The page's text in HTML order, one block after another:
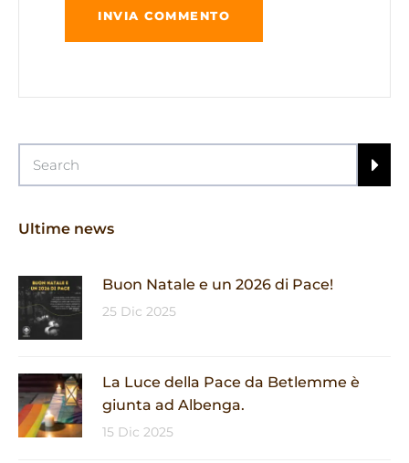
Ultime news
Buon Natale e un 2026 di Pace!
25 Dic 2025
La Luce della Pace da Betlemme è
giunta ad Albenga.
15 Dic 2025